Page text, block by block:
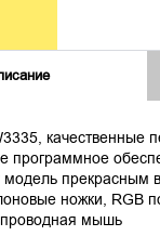
качественные
программное
прекрасным
ножки, RGB
мышь